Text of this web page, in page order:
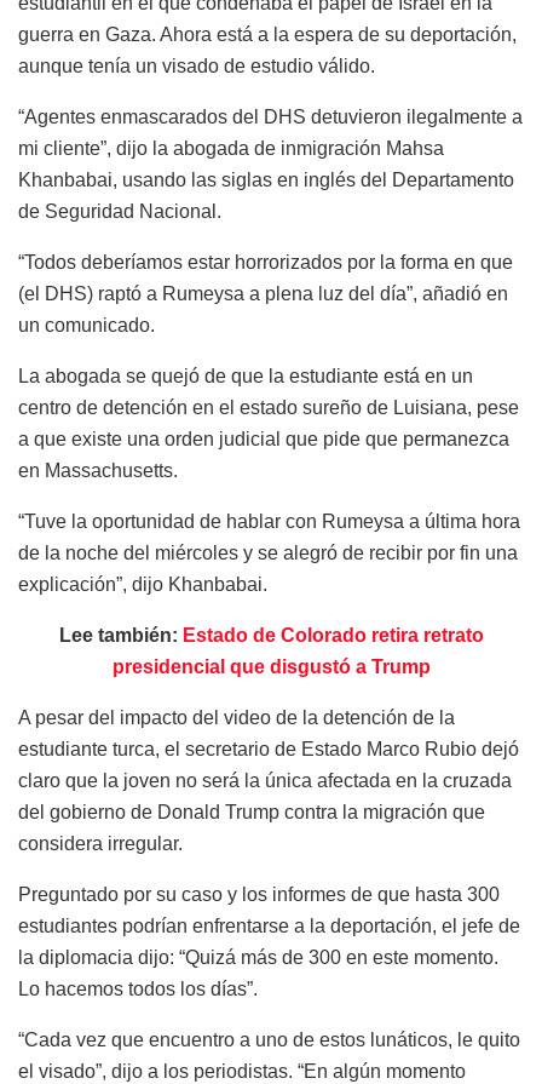
guerra en Gaza. Ahora está a la espera de su deportación,
aunque tenía un visado de estudio válido.
“Agentes enmascarados del DHS detuvieron ilegalmente a
mi cliente”, dijo la abogada de inmigración Mahsa
Khanbabai, usando las siglas en inglés del Departamento
de Seguridad Nacional.
“Todos deberíamos estar horrorizados por la forma en que
(el DHS) raptó a Rumeysa a plena luz del día”, añadió en
un comunicado.
La abogada se quejó de que la estudiante está en un
centro de detención en el estado sureño de Luisiana, pese
a que existe una orden judicial que pide que permanezca
en Massachusetts.
“Tuve la oportunidad de hablar con Rumeysa a última hora
de la noche del miércoles y se alegró de recibir por fin una
explicación”, dijo Khanbabai.
Lee también: Estado de Colorado retira retrato
presidencial que disgustó a Trump
A pesar del impacto del video de la detención de la
estudiante turca, el secretario de Estado Marco Rubio dejó
claro que la joven no será la única afectada en la cruzada
del gobierno de Donald Trump contra la migración que
considera irregular.
Preguntado por su caso y los informes de que hasta 300
estudiantes podrían enfrentarse a la deportación, el jefe de
la diplomacia dijo: “Quizá más de 300 en este momento.
Lo hacemos todos los días”.
“Cada vez que encuentro a uno de estos lunáticos, le quito
el visado”, dijo a los periodistas. “En algún momento